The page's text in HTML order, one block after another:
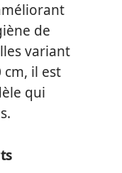
de
variant
cm, il est
qui